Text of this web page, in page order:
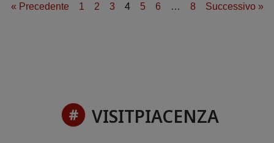
« Precedente 1 2 3 4 5 6 … 8 Successivo »
VISITPIACENZA